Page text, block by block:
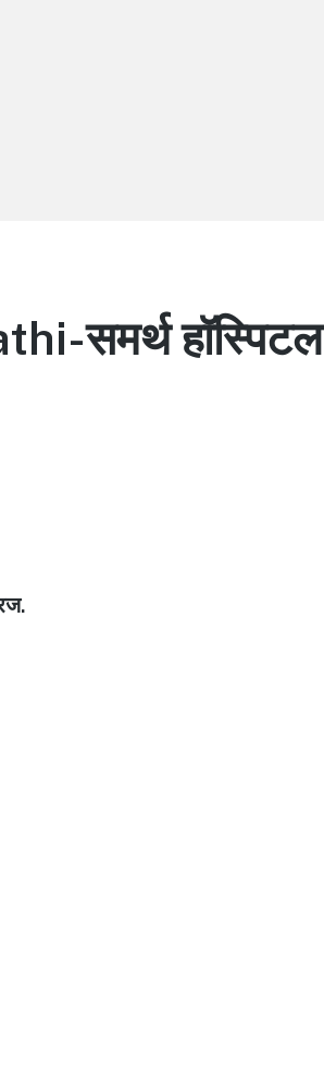
समर्थ हॉस्पिटल